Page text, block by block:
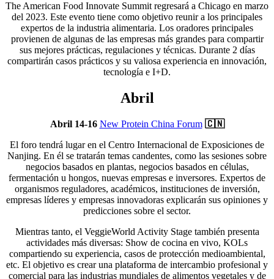
The American Food Innovate Summit regresará a Chicago en marzo
del 2023. Este evento tiene como objetivo reunir a los principales
expertos de la industria alimentaria. Los oradores principales
provienen de algunas de las empresas más grandes para compartir
sus mejores prácticas, regulaciones y técnicas. Durante 2 días
compartirán casos prácticos y su valiosa experiencia en innovación,
tecnología e I+D.
Abril
Abril 14-16 New Protein China Forum 🇨🇳
El foro tendrá lugar en el Centro Internacional de Exposiciones de
Nanjing. En él se tratarán temas candentes, como las sesiones sobre
negocios basados en plantas, negocios basados en células,
fermentación u hongos, nuevas empresas e inversores. Expertos de
organismos reguladores, académicos, instituciones de inversión,
empresas líderes y empresas innovadoras explicarán sus opiniones y
predicciones sobre el sector.
Mientras tanto, el VeggieWorld Activity Stage también presenta
actividades más diversas: Show de cocina en vivo, KOLs
compartiendo su experiencia, casos de protección medioambiental,
etc. El objetivo es crear una plataforma de intercambio profesional y
comercial para las industrias mundiales de alimentos vegetales y de